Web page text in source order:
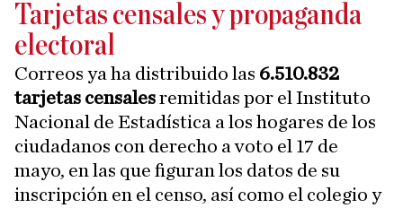
Tarjetas censales y propaganda
electoral
Correos ya ha distribuido las 6.510.832
tarjetas censalesremitidas por el Instituto
Nacional de Estadística a los hogares de los
ciudadanos con derecho a voto el 17 de
mayo, en las que figuran los datos de su
inscripción en el censo, así como el colegio y